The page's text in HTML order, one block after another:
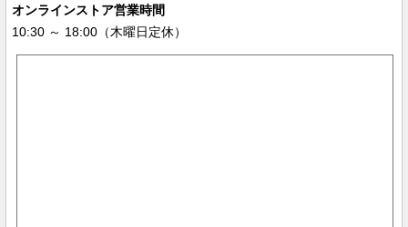
オンラインストア営業時間
10:30 ～ 18:00（木曜日定休）